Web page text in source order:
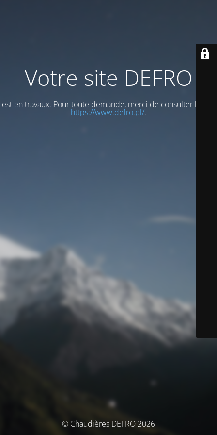
Votre site DEFRO
est en travaux. Pour toute demande, merci de consulter le site
https://www.defro.pl/.
© Chaudières DEFRO 2026